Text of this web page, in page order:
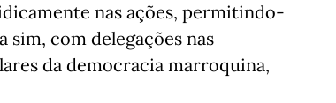
nas ações, permitindo-
sim, com delegações nas
da democracia marroquina,